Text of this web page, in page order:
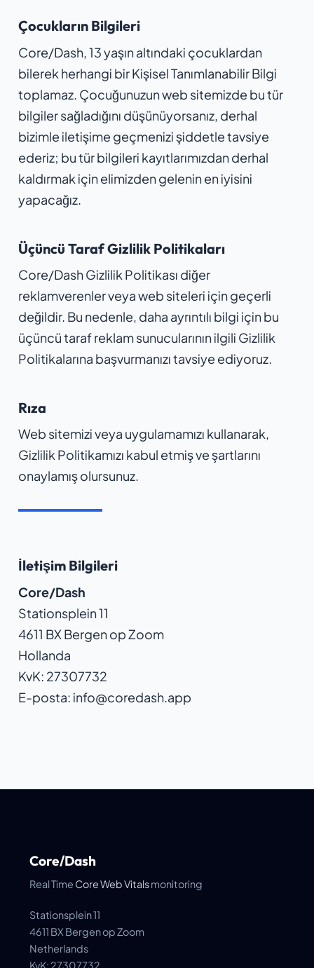
Çocukların Bilgileri
Core/Dash, 13 yaşın altındaki çocuklardan
bilerek herhangi bir Kişisel Tanımlanabilir Bilgi
toplamaz. Çocuğunuzun web sitemizde bu tür
bilgiler sağladığını düşünüyorsanız, derhal
bizimle iletişime geçmenizi şiddetle tavsiye
ederiz; bu tür bilgileri kayıtlarımızdan derhal
kaldırmak için elimizden gelenin en iyisini
yapacağız.
Üçüncü Taraf Gizlilik Politikaları
Core/Dash Gizlilik Politikası diğer
reklamverenler veya web siteleri için geçerli
değildir. Bu nedenle, daha ayrıntılı bilgi için bu
üçüncü taraf reklam sunucularının ilgili Gizlilik
Politikalarına başvurmanızı tavsiye ediyoruz.
Rıza
Web sitemizi veya uygulamamızı kullanarak,
Gizlilik Politikamızı kabul etmiş ve şartlarını
onaylamış olursunuz.
İletişim Bilgileri
Core/Dash
Stationsplein 11
4611 BX Bergen op Zoom
Hollanda
KvK: 27307732
E-posta: info@coredash.app
Core/Dash
Real Time Core Web Vitalsmonitoring
Stationsplein 11
4611 BX Bergen op Zoom
Netherlands
KvK: 27307732